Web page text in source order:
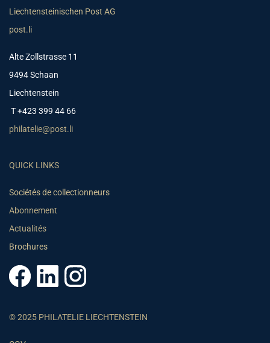
Liechtensteinischen Post AG
post.li
Alte Zollstrasse 11
9494 Schaan
Liechtenstein
T +423 399 44 66
philatelie@post.li
QUICK LINKS
Sociétés de collectionneurs
Abonnement
Actualités
Brochures
© 2025 PHILATELIE LIECHTENSTEIN